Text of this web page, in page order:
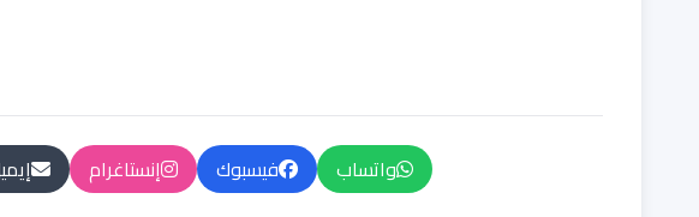
واتساب فيسبوك إنستاغرام